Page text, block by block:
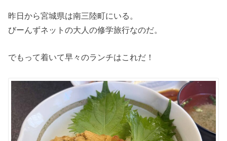
昨日から宮城県は南三陸町にいる。
びーんずネットの大人の修学旅行なのだ。
でもって着いて早々のランチはこれだ！